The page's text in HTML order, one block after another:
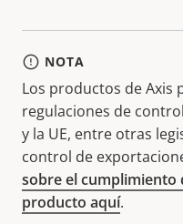
NOTA
Los productos de Axis
regulaciones de
y la UE, entre otras
control de
sobre el cumplimiento
producto aquí.